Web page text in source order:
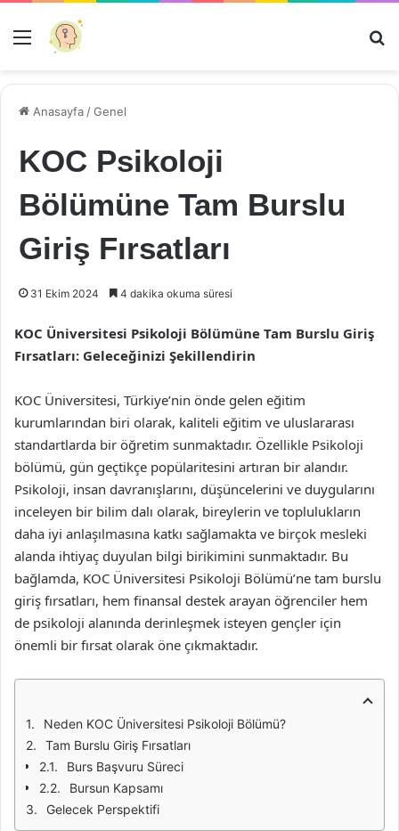
Menü
Anasayfa /Genel
KOC Psikoloji
Bölümüne Tam Burslu
Giriş Fırsatları
31 Ekim 2024 4 dakika okuma süresi
KOC Üniversitesi Psikoloji Bölümüne Tam Burslu Giriş
Fırsatları: Geleceğinizi Şekillendirin
KOC Üniversitesi, Türkiye’nin önde gelen eğitim
kurumlarından biri olarak, kaliteli eğitim ve uluslararası
standartlarda bir öğretim sunmaktadır. Özellikle Psikoloji
bölümü, gün geçtikçe popülaritesini artıran bir alandır.
Psikoloji, insan davranışlarını, düşüncelerini ve duygularını
inceleyen bir bilim dalı olarak, bireylerin ve toplulukların
daha iyi anlaşılmasına katkı sağlamakta ve birçok mesleki
alanda ihtiyaç duyulan bilgi birikimini sunmaktadır. Bu
bağlamda, KOC Üniversitesi Psikoloji Bölümü’ne tam burslu
giriş fırsatları, hem finansal destek arayan öğrenciler hem
de psikoloji alanında derinleşmek isteyen gençler için
önemli bir fırsat olarak öne çıkmaktadır.
Neden KOC Üniversitesi Psikoloji Bölümü?
Tam Burslu Giriş Fırsatları
Burs Başvuru Süreci
Bursun Kapsamı
Gelecek Perspektifi